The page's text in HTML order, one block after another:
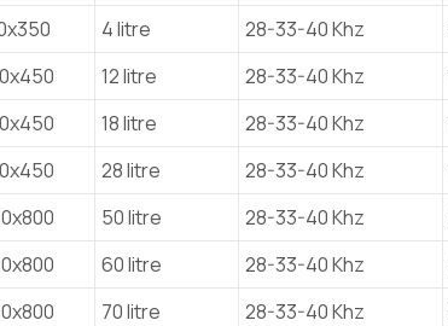
4 litre 28-33-40 Khz
12 litre 28-33-40 Khz
18 litre 28-33-40 Khz
28 litre 28-33-40 Khz
50 litre 28-33-40 Khz
60 litre 28-33-40 Khz
70 litre 28-33-40 Khz